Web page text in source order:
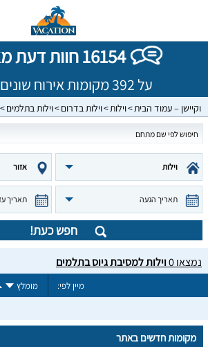
16154 חוות דעת מאומתות!
על 392 מקומות אירוח שונים בישראל
וקיישן – עמוד הבית וילות וילות בדרום וילות בתלמים
וילות אזור
תאריך הגעה תאריך
חפש כעת!
נמצאו0וילות למסיבת גיוס בתלמים
מיין לפי: מומלץ
מקומות חדשים באתר